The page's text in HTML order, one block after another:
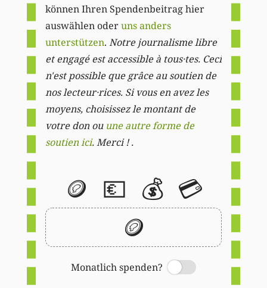
können Ihren Spendenbeitrag hier
auswählen oderuns anders
unterstützen. Notre journalisme libre
et engagé est accessible à tous·tes. Ceci
n'est possible que grâce au soutien de
nos lecteur·rices. Si vous en avez les
moyens, choisissez le montant de
votre don ou une autre forme de
soutien ici. Merci ! .
🪙 💶 💰 💳
🪙
Monatlich spenden?
Switch